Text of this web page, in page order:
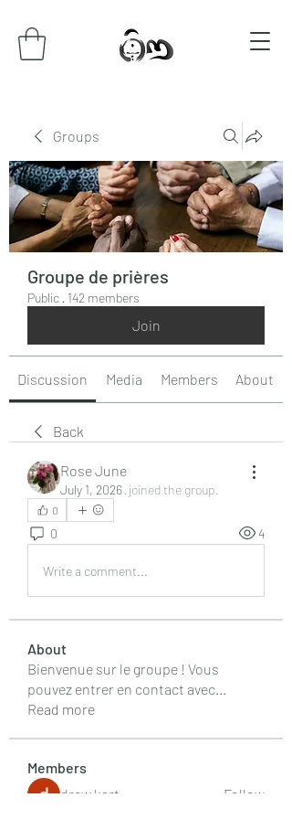
Groups
Groupe de prières
Public · 142 members
Join
Discussion Media Members About
Back
Rose June
July 1, 2026· joined the group.
0
0 4
Write a comment...
About
Bienvenue sur le groupe ! Vous
pouvez entrer en contact avec...
Read more
Members
drew kart
Follow